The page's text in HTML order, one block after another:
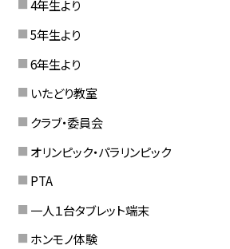
4年生より
5年生より
6年生より
いたどり教室
クラブ・委員会
オリンピック・パラリンピック
PTA
一人１台タブレット端末
ホンモノ体験